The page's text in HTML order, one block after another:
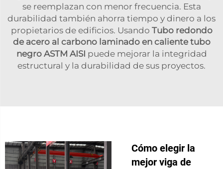
se reemplazan con menor frecuencia. Esta
durabilidad también ahorra tiempo y dinero a los
propietarios de edificios. Usando Tubo redondo
de acero al carbono laminado en caliente tubo
negro ASTM AISI puede mejorar la integridad
estructural y la durabilidad de sus proyectos.
Cómo elegir la
mejor viga de